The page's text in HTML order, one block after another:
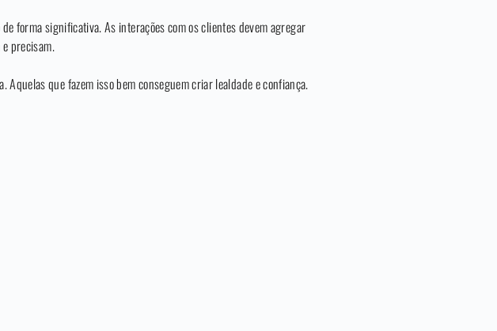
forma significativa. As interações com os clientes devem agregar
precisam.
Aquelas que fazem isso bem conseguem criar lealdade e confiança.